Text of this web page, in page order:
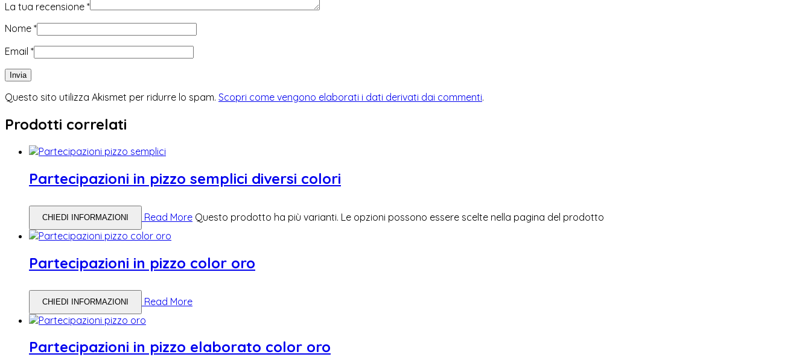
La tua recensione *
Nome *
Email *
Questo sito utilizza Akismet per ridurre lo spam. Scopri come vengono elaborati i dati derivati dai commenti.
Prodotti correlati
Partecipazioni in pizzo semplici diversi colori
CHIEDI INFORMAZIONI Read More Questo prodotto ha più varianti. Le opzioni possono essere scelte nella pagina del prodotto
Partecipazioni in pizzo color oro
CHIEDI INFORMAZIONI Read More
Partecipazioni in pizzo elaborato color oro